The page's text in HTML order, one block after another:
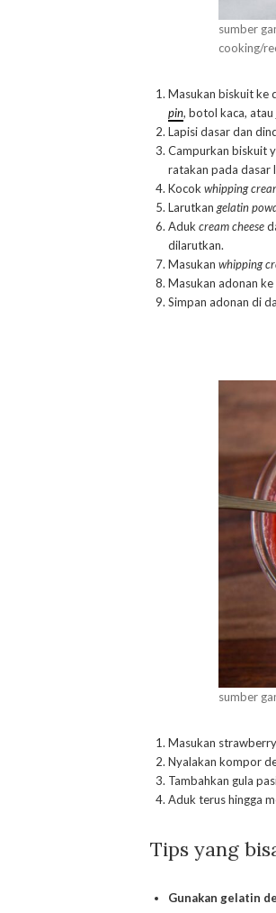
sumber
cooking/
Masukan biskuit ke
pin, botol kaca, atau
Lapisi dasar dan
Campurkan biskuit
ratakan pada dasar
Kocok whipping
Larutkan gelatin
Aduk cream cheese
dilarutkan.
Masukan whipping
Masukan adonan
Simpan adonan di
sumber
Masukan
Nyalakan kompor
Tambahkan gula
Aduk terus hingga
Tips yang
Gunakan gelatin